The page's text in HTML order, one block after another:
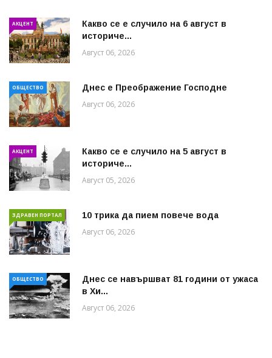
АКЦЕНТ
Какво се е случило на 6 август в
историче...
Август 06, 2026
ОБЩЕСТВО Днес е Преображение Господне
Август 06, 2026
АКЦЕНТ
Какво се е случило на 5 август в
историче...
Август 05, 2026
ЗДРАВЕН ПОРТАЛ 10 трика да пием повече вода
Август 06, 2026
ОБЩЕСТВО
Днес се навършват 81 години от ужаса
в Хи...
Август 06, 2026